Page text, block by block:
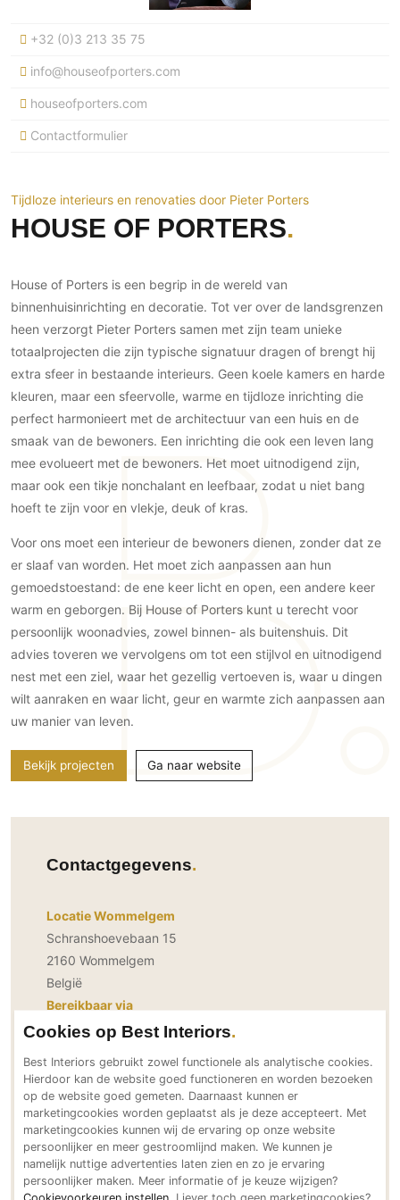
Bedden
Meubels
Glas
Interieurbouw
Keuken
Keukens
Keukenbladen
Keukenaccessoires
Keukenkranen
Ramen en deuren
Binnendeuren
Aluminium deuren
Houten deuren
Stalen deuren
Systeemwanden
Deurbeslag
Raambeslag
Meubelbeslag
Vloeren
PVC vloeren
Houten vloeren
Vloerkleden
Afwerking
Wandafwerking
Behang / Wandtextiel
Natuursteen en keramiek
Leer
Schilderwerk
Stucwerk
Spuitwerk
Buitendeuren
Vouwwanden
Garagedeuren
Zonwering
Buitenshutters
Overig
Autolift
3D visualisaties
Gevel
Gevelbekleding
Houten gevelbekleding
Stucwerk
Schilderwerk buiten
Tuinverlichting
Omheining
Hekwerken en poorten
Tuin wellness
Buitenvloeren
Houten buitenvloeren
Natuursteen en keramiek
buitenvloeren
Vlonders
Zonwering
Zonwering buiten
Serre/Veranda
Slaapkamer
Wellness
Wijnkelder
Woonkamer
Bijgebouw / Poolhouse
Terrasoverkapping
Tuin
Villa
Zwembad
Zakelijk
Horeca
Kantoor
+32 (0)3 213 35 75
info@houseofporters.com
houseofporters.com
Contactformulier
Tijdloze interieurs en renovaties door Pieter Porters
HOUSE OF PORTERS
House of Porters is een begrip in de wereld van
binnenhuisinrichting en decoratie. Tot ver over de landsgrenzen
heen verzorgt Pieter Porters samen met zijn team unieke
totaalprojecten die zijn typische signatuur dragen of brengt hij
extra sfeer in bestaande interieurs. Geen koele kamers en harde
kleuren, maar een sfeervolle, warme en tijdloze inrichting die
perfect harmonieert met de architectuur van een huis en de
smaak van de bewoners. Een inrichting die ook een leven lang
mee evolueert met de bewoners. Het moet uitnodigend zijn,
maar ook een tikje nonchalant en leefbaar, zodat u niet bang
hoeft te zijn voor en vlekje, deuk of kras.
Voor ons moet een interieur de bewoners dienen, zonder dat ze
er slaaf van worden. Het moet zich aanpassen aan hun
gemoedstoestand: de ene keer licht en open, een andere keer
warm en geborgen. Bij House of Porters kunt u terecht voor
persoonlijk woonadvies, zowel binnen- als buitenshuis. Dit
advies toveren we vervolgens om tot een stijlvol en uitnodigend
nest met een ziel, waar het gezellig vertoeven is, waar u dingen
wilt aanraken en waar licht, geur en warmte zich aanpassen aan
uw manier van leven.
Bekijk projecten Ga naar website
Contactgegevens
Locatie Wommelgem
Schranshoevebaan 15
2160 Wommelgem
België
Bereikbaar via
info@houseofporters.com
+32 (0)3 213 35 75
Social Media
Neem direct contact op
Cookies op Best Interiors
Best Interiors gebruikt zowel functionele als analytische cookies.
Hierdoor kan de website goed functioneren en worden bezoeken
op de website goed gemeten. Daarnaast kunnen er
marketingcookies worden geplaatst als je deze accepteert. Met
marketingcookies kunnen wij de ervaring op onze website
persoonlijker en meer gestroomlijnd maken. We kunnen je
namelijk nuttige advertenties laten zien en zo je ervaring
persoonlijker maken. Meer informatie of je keuze wijzigen?
Cookievoorkeuren instellen. Liever toch geen marketingcookies?